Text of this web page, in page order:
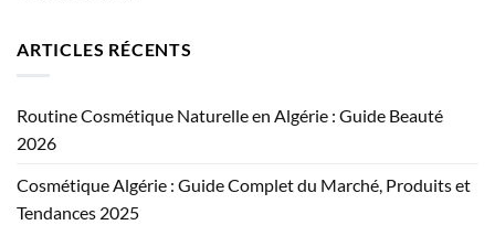
ARTICLES RÉCENTS
Routine Cosmétique Naturelle en Algérie : Guide Beauté
2026
Cosmétique Algérie : Guide Complet du Marché, Produits et
Tendances 2025